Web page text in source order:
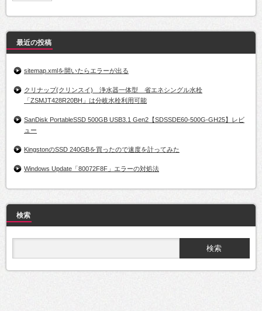
最近の投稿
sitemap.xmlを開いたらエラーが出る
クリナップ(クリンスイ) 浄水器一体型 省エネシングル水栓
「ZSMJT428R20BH」は分岐水栓利用可能
SanDisk PortableSSD 500GB USB3.1 Gen2【SDSSDE60-500G-GH25】レビ
ュー
KingstonのSSD 240GBを買ったので速度を計ってみた
Windows Update「80072F8F」エラーの対処法
検索